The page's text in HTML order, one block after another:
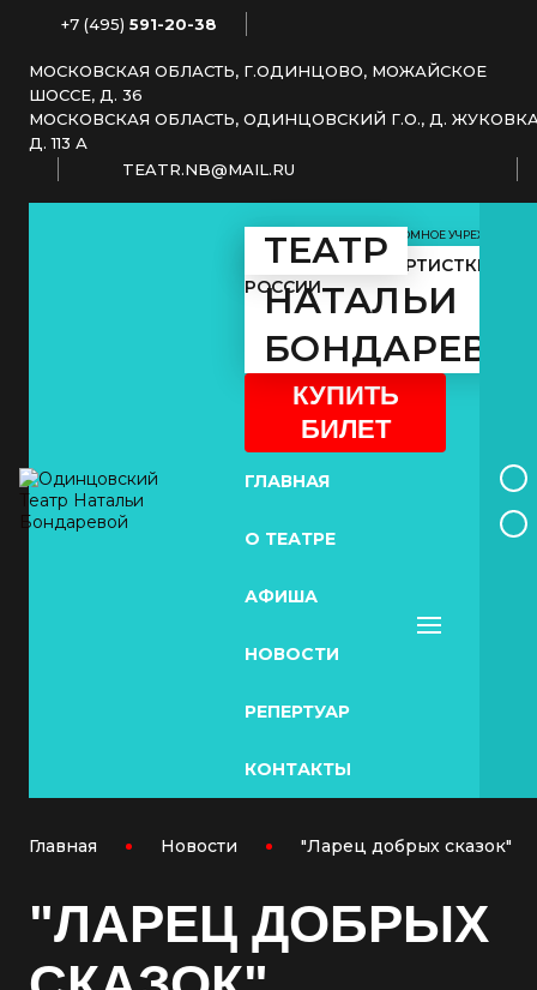
+7 (495) 591-20-38
МОСКОВСКАЯ ОБЛАСТЬ, Г.ОДИНЦОВО, МОЖАЙСКОЕ
ШОССЕ, Д. 36
МОСКОВСКАЯ ОБЛАСТЬ, ОДИНЦОВСКИЙ Г.О., Д.
Д. 113 А
TEATR.NB@MAIL.RU
ТЕАТР
НАТАЛЬИ
МУНИЦИПАЛЬНОЕ АВТОНОМНОЕ УЧРЕЖДЕНИЕ
КУЛЬТУРЫ
ЗАСЛУЖЕННОЙ АРТИСТКИ
РОССИИ
КУПИТЬ
БИЛЕТ
ГЛАВНАЯ
О ТЕАТРЕ
АФИША
НОВОСТИ
РЕПЕРТУАР
КОНТАКТЫ
Главная Новости "Ларец добрых сказок"
"ЛАРЕЦ ДОБРЫХ